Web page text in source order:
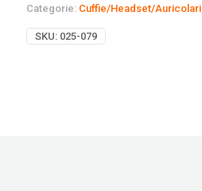
Categorie: Cuffie/Headset/Auricolari
SKU: 025-079